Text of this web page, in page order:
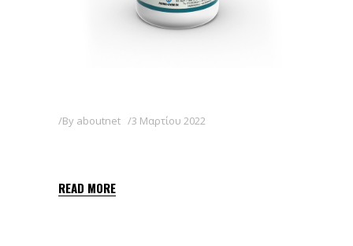
By aboutnet 3 Μαρτίου 2022
READ MORE